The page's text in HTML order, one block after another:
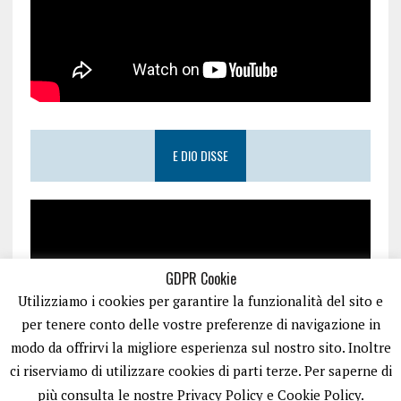
E DIO DISSE
GDPR Cookie
Utilizziamo i cookies per garantire la funzionalità del sito e
per tenere conto delle vostre preferenze di navigazione in
modo da offrirvi la migliore esperienza sul nostro sito. Inoltre
ci riserviamo di utilizzare cookies di parti terze. Per saperne di
più consulta le nostre Privacy Policy e Cookie Policy.